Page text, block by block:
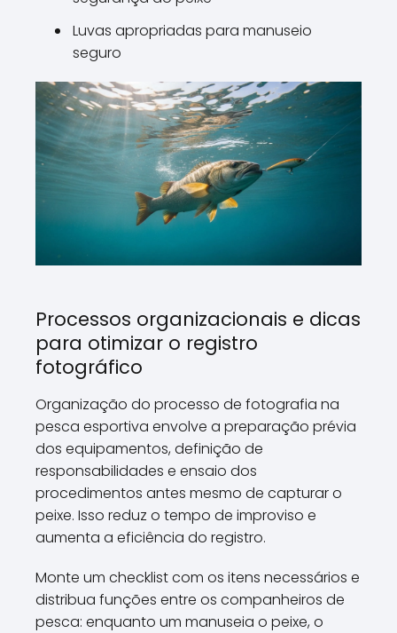
Luvas apropriadas para manuseio
seguro
Processos organizacionais e dicas
para otimizar o registro
fotográfico
Organização do processo de fotografia na
pesca esportiva envolve a preparação prévia
dos equipamentos, definição de
responsabilidades e ensaio dos
procedimentos antes mesmo de capturar o
peixe. Isso reduz o tempo de improviso e
aumenta a eficiência do registro.
Monte um checklist com os itens necessários e
distribua funções entre os companheiros de
pesca: enquanto um manuseia o peixe, o